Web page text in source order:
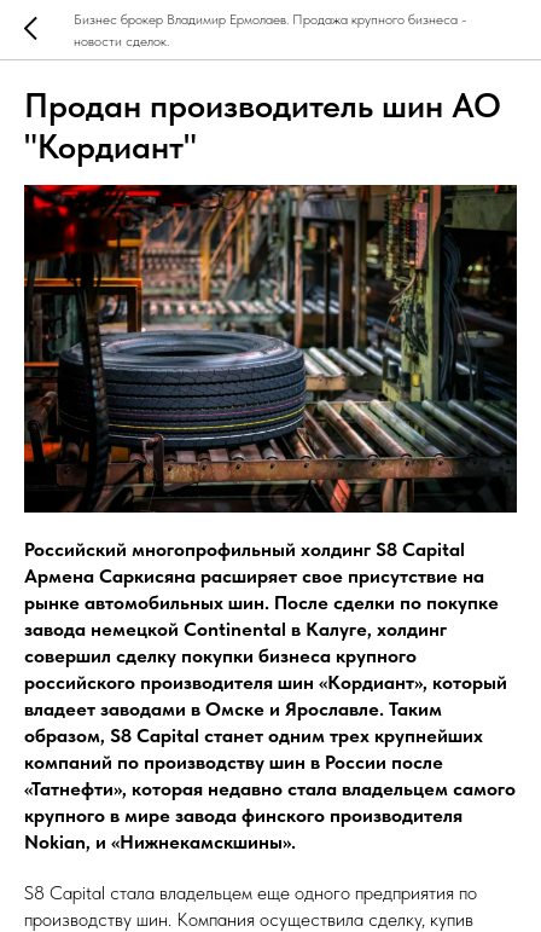
Бизнес брокер Владимир Ермолаев. Продажа крупного бизнеса -
новости сделок.
Продан производитель шин АО
"Кордиант"
Российский многопрофильный холдинг S8 Capital
Армена Саркисяна расширяет свое присутствие на
рынке автомобильных шин. После сделки по покупке
завода немецкой Continental в Калуге, холдинг
совершил сделку покупки бизнеса крупного
российского производителя шин «Кордиант», который
владеет заводами в Омске и Ярославле. Таким
образом, S8 Capital станет одним трех крупнейших
компаний по производству шин в России после
«Татнефти», которая недавно стала владельцем самого
крупного в мире завода финского производителя
Nokian, и «Нижнекамскшины».
S8 Capital стала владельцем еще одного предприятия по
производству шин. Компания осуществила сделку, купив